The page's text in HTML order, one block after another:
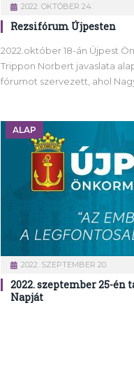
2022. OKTÓBER 24.
Rezsifórum Újpesten
2022.október 18-án Újpest
Trippon Norbert javaslata
fórumot szervezett, ahol
ALAP
2022. SZEPTEMBER 20.
2022. szeptember 25-én
Napját